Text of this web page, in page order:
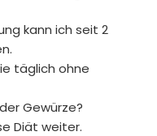
kann ich seit 2
täglich ohne
Gewürze?
Diät weiter.